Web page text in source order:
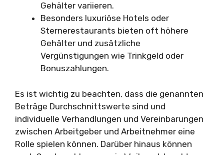
Gehälter variieren.
Besonders luxuriöse Hotels oder
Sternerestaurants bieten oft höhere
Gehälter und zusätzliche
Vergünstigungen wie Trinkgeld oder
Bonuszahlungen.
Es ist wichtig zu beachten, dass die genannten
Beträge Durchschnittswerte sind und
individuelle Verhandlungen und Vereinbarungen
zwischen Arbeitgeber und Arbeitnehmer eine
Rolle spielen können. Darüber hinaus können